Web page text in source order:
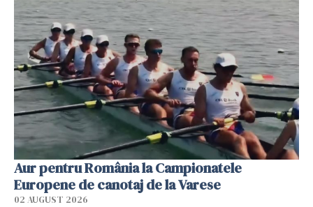
Aur pentru România la Campionatele
Europene de canotaj de la Varese
02 AUGUST 2026